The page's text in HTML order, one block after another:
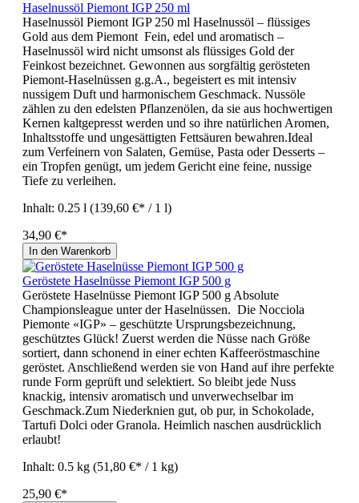
Haselnussöl Piemont IGP 250 ml
Haselnussöl Piemont IGP 250 ml Haselnussöl – flüssiges
Gold aus dem Piemont Fein, edel und aromatisch –
Haselnussöl wird nicht umsonst als flüssiges Gold der
Feinkost bezeichnet. Gewonnen aus sorgfältig gerösteten
Piemont-Haselnüssen g.g.A., begeistert es mit intensiv
nussigem Duft und harmonischem Geschmack. Nussöle
zählen zu den edelsten Pflanzenölen, da sie aus hochwertigen
Kernen kaltgepresst werden und so ihre natürlichen Aromen,
Inhaltsstoffe und ungesättigten Fettsäuren bewahren.Ideal
zum Verfeinern von Salaten, Gemüse, Pasta oder Desserts –
ein Tropfen genügt, um jedem Gericht eine feine, nussige
Tiefe zu verleihen.
Inhalt: 0.25 l (139,60 €* / 1 l)
34,90 €*
In den Warenkorb
Geröstete Haselnüsse Piemont IGP 500 g
Geröstete Haselnüsse Piemont IGP 500 g Absolute
Championsleague unter der Haselnüssen. Die Nocciola
Piemonte «IGP» – geschützte Ursprungsbezeichnung,
geschütztes Glück! Zuerst werden die Nüsse nach Größe
sortiert, dann schonend in einer echten Kaffeeröstmaschine
geröstet. Anschließend werden sie von Hand auf ihre perfekte
runde Form geprüft und selektiert. So bleibt jede Nuss
knackig, intensiv aromatisch und unverwechselbar im
Geschmack.Zum Niederknien gut, ob pur, in Schokolade,
Tartufi Dolci oder Granola. Heimlich naschen ausdrücklich
erlaubt!
Inhalt: 0.5 kg (51,80 €* / 1 kg)
25,90 €*